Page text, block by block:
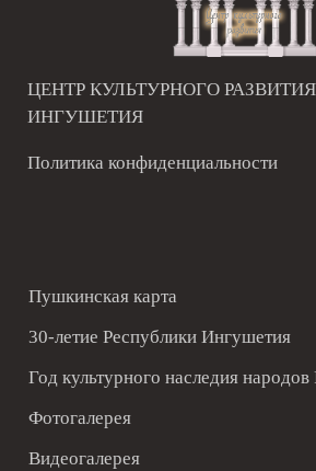
ЦЕНТР КУЛЬТУРНОГО
ИНГУШЕТИЯ
Политика конфиденциальности
Пушкинская карта
30-летие Республики Ингушетия
Год культурного наследия народов
Фотогалерея
Видеогалерея